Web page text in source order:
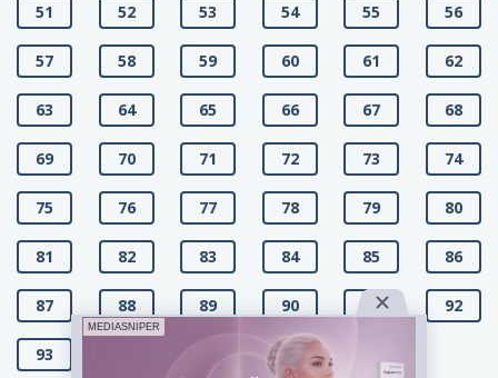
51 52 53 54 55 56
57 58 59 60 61 62
63 64 65 66 67 68
69 70 71 72 73 74
75 76 77 78 79 80
81 82 83 84 85 86
87 88 89 90 91 92
93
MEDIASNIPER